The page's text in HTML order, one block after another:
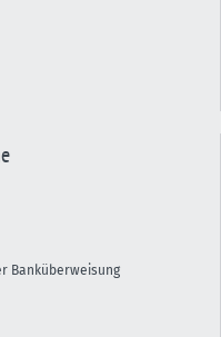
Banküberweisung